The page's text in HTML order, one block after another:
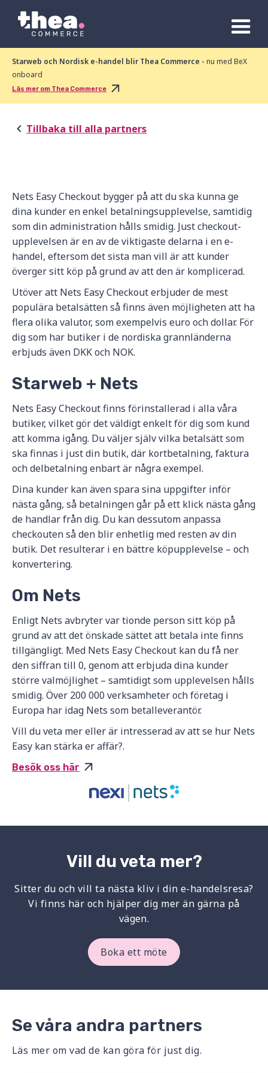
Starweb och Nordisk e-handel blir Thea Commerce - nu med BeX
onboard
Läs mer om Thea Commerce
Tillbaka till alla partners
Nets Easy Checkout bygger på att du ska kunna ge
dina kunder en enkel betalningsupplevelse, samtidig
som din administration hålls smidig. Just checkout-
upplevelsen är en av de viktigaste delarna i en e-
handel, eftersom det sista man vill är att kunder
överger sitt köp på grund av att den är komplicerad.
Utöver att Nets Easy Checkout erbjuder de mest
populära betalsätten så finns även möjligheten att ha
flera olika valutor, som exempelvis euro och dollar. För
dig som har butiker i de nordiska grannländerna
erbjuds även DKK och NOK.
Starweb + Nets
Nets Easy Checkout finns förinstallerad i alla våra
butiker, vilket gör det väldigt enkelt för dig som kund
att komma igång. Du väljer själv vilka betalsätt som
ska finnas i just din butik, där kortbetalning, faktura
och delbetalning enbart är några exempel.
Dina kunder kan även spara sina uppgifter inför
nästa gång, så betalningen går på ett klick nästa gång
de handlar från dig. Du kan dessutom anpassa
checkouten så den blir enhetlig med resten av din
butik. Det resulterar i en bättre köpupplevelse – och
konvertering.
Om Nets
Enligt Nets avbryter var tionde person sitt köp på
grund av att det önskade sättet att betala inte finns
tillgängligt. Med Nets Easy Checkout kan du få ner
den siffran till 0, genom att erbjuda dina kunder
större valmöjlighet – samtidigt som upplevelsen hålls
smidig. Över 200 000 verksamheter och företag i
Europa har idag Nets som betalleverantör.
Vill du veta mer eller är intresserad av att se hur Nets
Easy kan stärka er affär?.
Besök oss här
Vill du veta mer?
Sitter du och vill ta nästa kliv i din e-handelsresa?
Vi finns här och hjälper dig mer än gärna på
vägen.
Boka ett möte
Se våra andra partners
Läs mer om vad de kan göra för just dig.